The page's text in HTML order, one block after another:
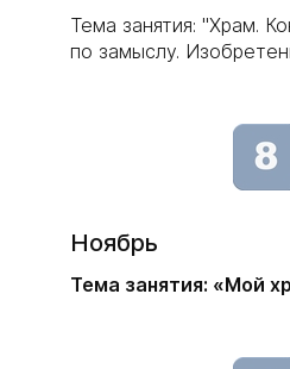
Тема занятия: "Храм.
по замыслу.
Ноябрь
Тема занятия: «Мой